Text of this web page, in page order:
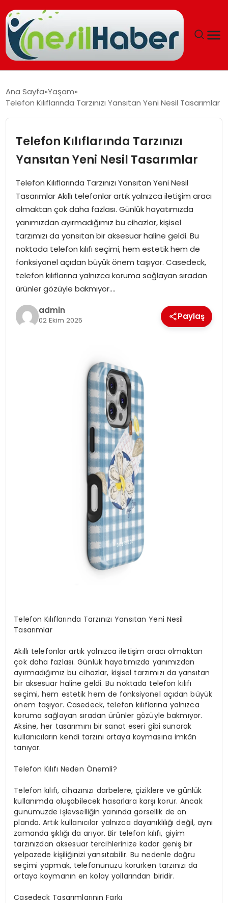
YAŞAM
EĞITIM
SOSYAL HABER
SPOR
EKONOMI
MAGAZIN
TEKNOLOJI
Ana Sayfa Yaşam
Telefon Kılıflarında Tarzınızı Yansıtan Yeni Nesil Tasarımlar
Telefon Kılıflarında Tarzınızı
Yansıtan Yeni Nesil Tasarımlar
Telefon Kılıflarında Tarzınızı Yansıtan Yeni Nesil
Tasarımlar Akıllı telefonlar artık yalnızca iletişim aracı
olmaktan çok daha fazlası. Günlük hayatımızda
yanımızdan ayırmadığımız bu cihazlar, kişisel
tarzımızı da yansıtan bir aksesuar haline geldi. Bu
noktada telefon kılıfı seçimi, hem estetik hem de
fonksiyonel açıdan büyük önem taşıyor. Casedeck,
telefon kılıflarına yalnızca koruma sağlayan sıradan
ürünler gözüyle bakmıyor….
admin
02 Ekim 2025 Paylaş
Telefon Kılıflarında Tarzınızı Yansıtan Yeni Nesil
Tasarımlar
Akıllı telefonlar artık yalnızca iletişim aracı olmaktan
çok daha fazlası. Günlük hayatımızda yanımızdan
ayırmadığımız bu cihazlar, kişisel tarzımızı da yansıtan
bir aksesuar haline geldi. Bu noktada telefon kılıfı
seçimi, hem estetik hem de fonksiyonel açıdan büyük
önem taşıyor. Casedeck, telefon kılıflarına yalnızca
koruma sağlayan sıradan ürünler gözüyle bakmıyor.
Aksine, her tasarımını bir sanat eseri gibi sunarak
kullanıcıların kendi tarzını ortaya koymasına imkân
tanıyor.
Telefon Kılıfı Neden Önemli?
Telefon kılıfı, cihazınızı darbelere, çiziklere ve günlük
kullanımda oluşabilecek hasarlara karşı korur. Ancak
günümüzde işlevselliğin yanında görsellik de ön
planda. Artık kullanıcılar yalnızca dayanıklılığı değil, aynı
zamanda şıklığı da arıyor. Bir telefon kılıfı, giyim
tarzınızdan aksesuar tercihlerinize kadar geniş bir
yelpazede kişiliğinizi yansıtabilir. Bu nedenle doğru
seçimi yapmak, telefonunuzu korurken tarzınızı da
ortaya koymanın en kolay yollarından biridir.
Casedeck Tasarımlarının Farkı